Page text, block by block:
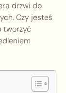
drzwi do
Czy jesteś
tworzyć